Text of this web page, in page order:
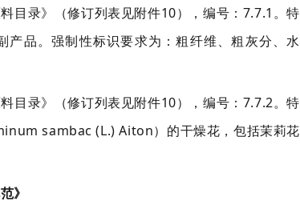
目录》 （修订列表见附件10） ，编号 ： 7.7.1 。特
产品。强制性标识要求为：粗纤维、粗灰分、水
目录》 （修订列表见附件10），编号： 7.7.2。特
sambac (L.) Aiton）的干燥花，包括茉莉花
》